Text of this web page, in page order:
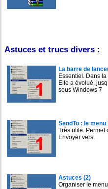
Astuces et trucs divers :
La barre de
Essentiel. Dans
Elle a évolué,
sous Windows 7
SendTo : le
Très utile. Permet
Envoyer vers.
Astuces (2)
Organiser le